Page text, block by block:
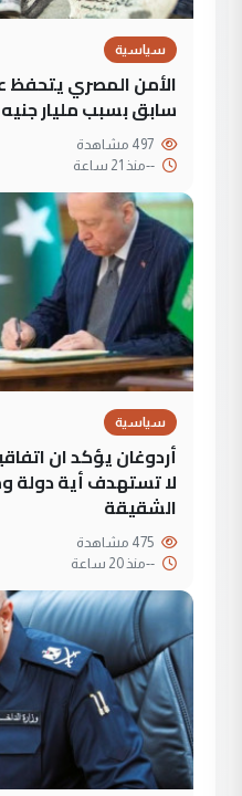
سياسية
الأمن المصري يتحفظ
سابق بسبب مليار جنيه
--منذ 21 ساعة
سياسية
أردوغان يؤكد ان
لا تستهدف أية دولة
الشقيقة
--منذ 20 ساعة